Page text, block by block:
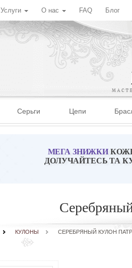
Услуги О нас FAQ Блог
Серьги Цепи
МЕГА ЗНИЖКИ
ДОЛУЧАЙТЕСЬ ТА
КУЛОНЫ СЕРЕБРЯНЫЙ КУЛОН